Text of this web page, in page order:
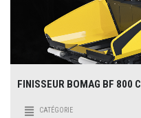
FINISSEUR BOMAG BF 800 C
CATÉGORIE